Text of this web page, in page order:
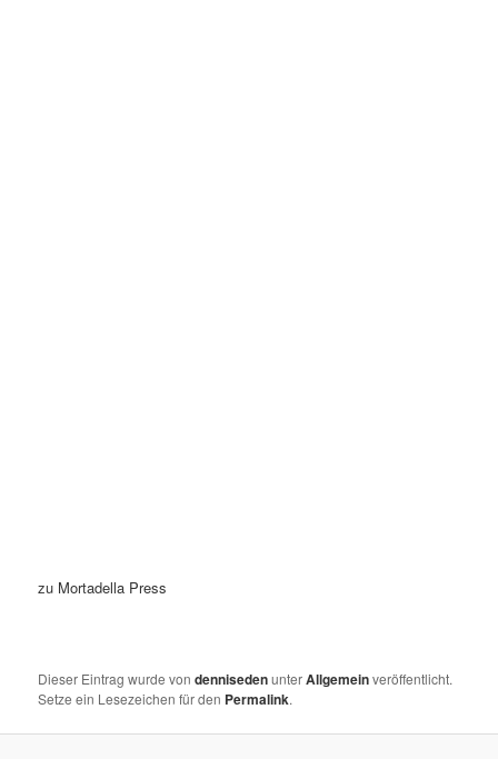
zu Mortadella Press
Dieser Eintrag wurde vondennisedenunterAllgemeinveröffentlicht.
Setze ein Lesezeichen für den Permalink.